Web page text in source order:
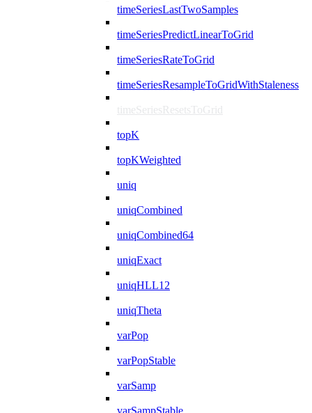
timeSeriesLastTwoSamples
timeSeriesPredictLinearToGrid
timeSeriesRateToGrid
timeSeriesResampleToGridWithStaleness
timeSeriesResetsToGrid
topK
topKWeighted
uniq
uniqCombined
uniqCombined64
uniqExact
uniqHLL12
uniqTheta
varPop
varPopStable
varSamp
varSampStable